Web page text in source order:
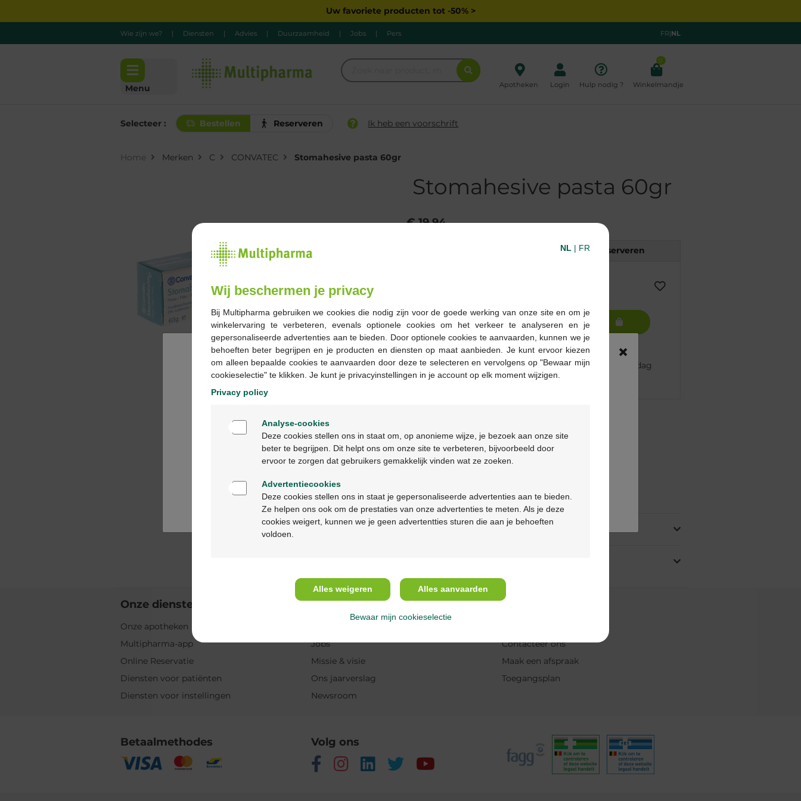
Uw favoriete producten tot -50% >
Wie zijn we? | Diensten | Advies | Duurzaamheid | Jobs | Pers FR|NL
Menu Apotheken Login Hulp nodig ?
0
Winkelmandje
Selecteer : Bestellen Reserveren Ik heb een voorschrift
Home Merken C CONVATEC Stomahesive pasta 60gr
Stomahesive pasta 60gr
€ 19,94
Reserveren
- + In winkelmandje
Op werkdagen vóór 12u besteld, volgende werkdag
geleverd
Veiligbetalen
Klantendienstvia chat ofcontactformulier
Productbeschrijving
Onze diensten
Onze apotheken
Multipharma-app
Online Reservatie
Diensten voor patiënten
Diensten voor instellingen
Over Multipharma
Jobs
Missie & visie
Ons jaarverslag
Newsroom
Hulp & contact
Contacteer ons
Maak een afspraak
Toegangsplan
Betaalmethodes Volg ons
×
Ga verder in het nederlands
NL | FR
Wij beschermen je privacy
Bij Multipharma gebruiken we cookies die nodig zijn voor de goede werking van onze site en om je
winkelervaring te verbeteren, evenals optionele cookies om het verkeer te analyseren en je
gepersonaliseerde advertenties aan te bieden. Door optionele cookies te aanvaarden, kunnen we je
behoeften beter begrijpen en je producten en diensten op maat aanbieden. Je kunt ervoor kiezen
om alleen bepaalde cookies te aanvaarden door deze te selecteren en vervolgens op "Bewaar mijn
cookieselectie" te klikken. Je kunt je privacyinstellingen in je account op elk moment wijzigen.
Privacy policy
Analyse-cookies
Deze cookies stellen ons in staat om, op anonieme wijze, je bezoek aan onze site
beter te begrijpen. Dit helpt ons om onze site te verbeteren, bijvoorbeeld door
ervoor te zorgen dat gebruikers gemakkelijk vinden wat ze zoeken.
Advertentiecookies
Deze cookies stellen ons in staat je gepersonaliseerde advertenties aan te bieden.
Ze helpen ons ook om de prestaties van onze advertenties te meten. Als je deze
cookies weigert, kunnen we je geen advertentties sturen die aan je behoeften
voldoen.
Alles weigeren Alles aanvaarden
Bewaar mijn cookieselectie